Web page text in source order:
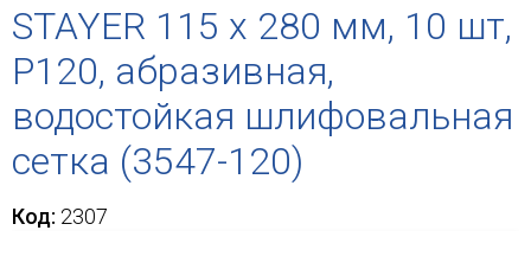
STAYER 115 х 280 мм, 10 шт,
P120, абразивная,
водостойкая шлифовальная
сетка (3547-120)
Код: 2307